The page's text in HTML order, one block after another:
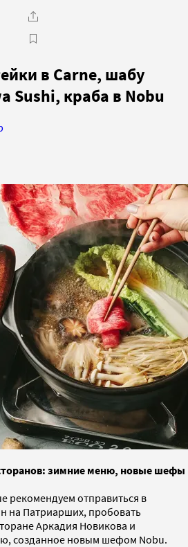
в Carne, шабу
Sushi, краба в Nobu
зимние меню, новые шефы
рекомендуем отправиться в
на Патриарших, пробовать
Аркадия Новикова и
созданное новым шефом Nobu.